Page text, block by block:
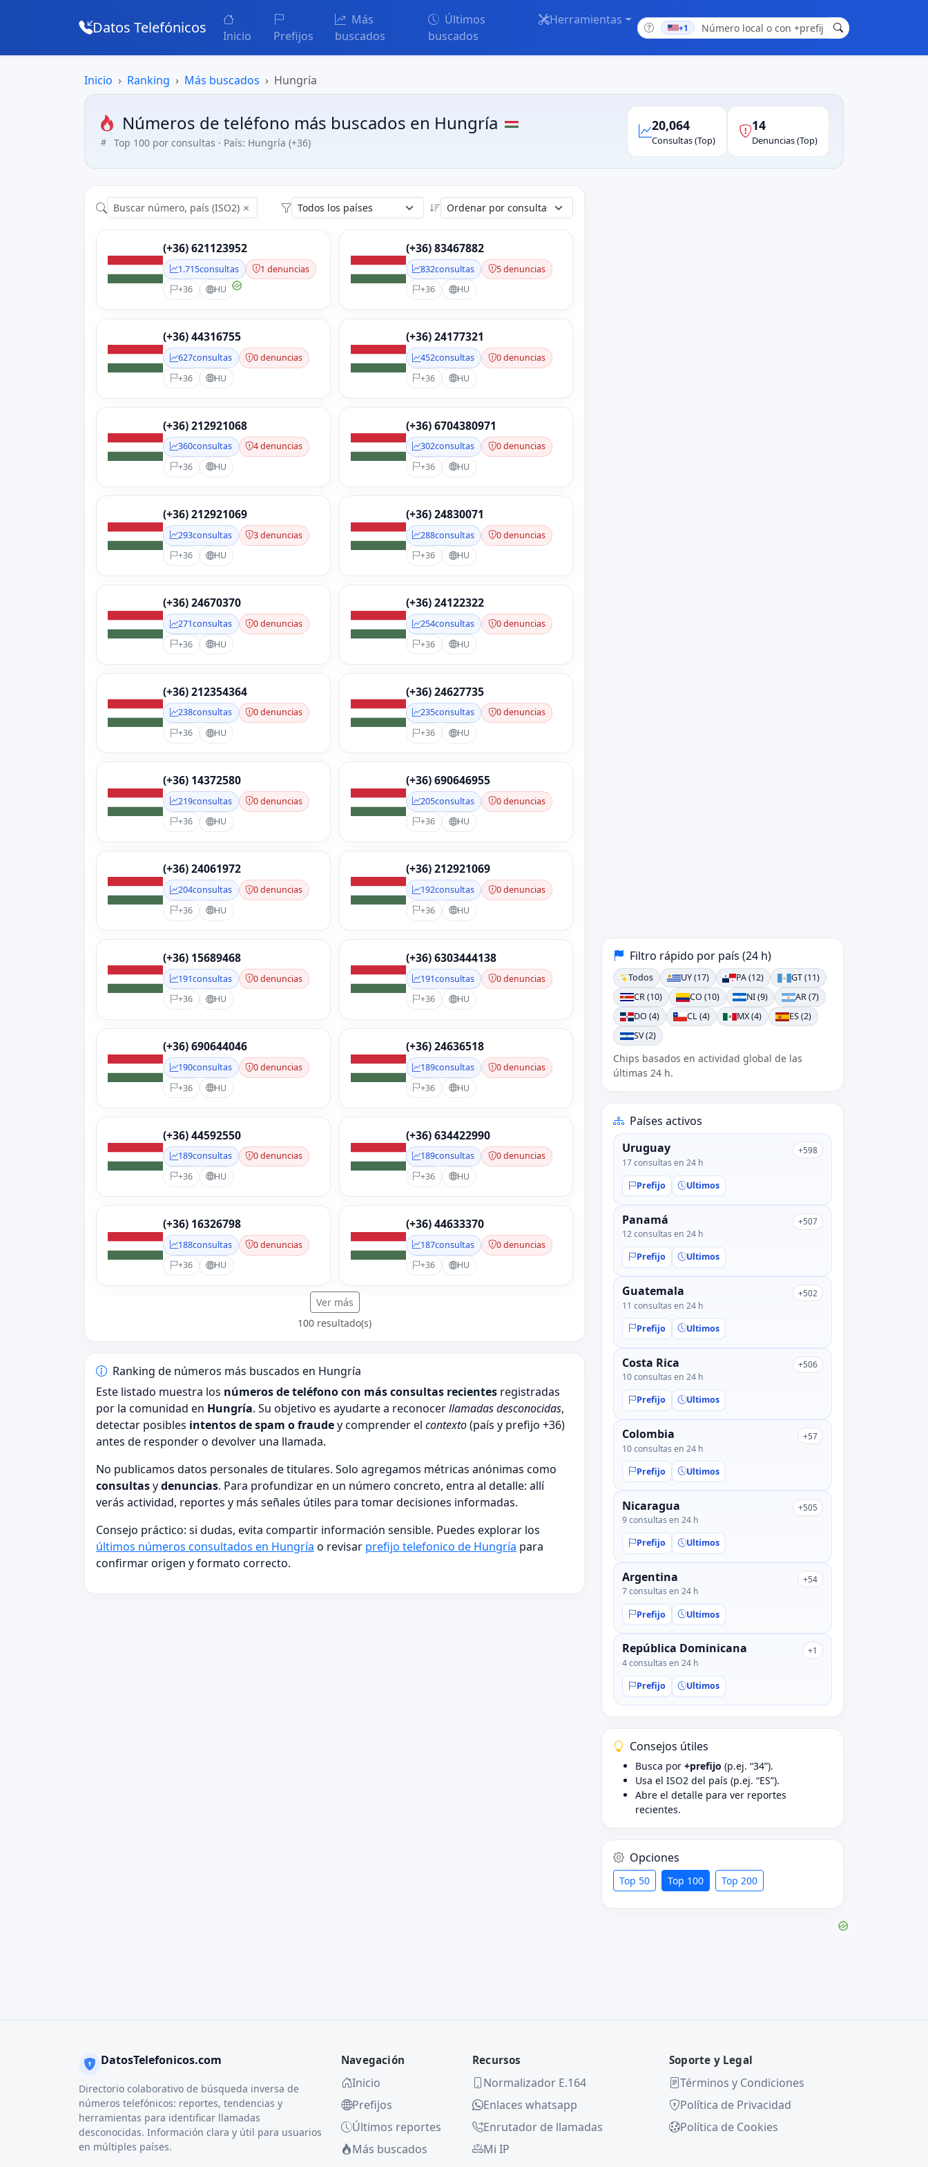
Datos Telefónicos Inicio Prefijos
Más
buscados
Últimos
buscados
Herramientas
+1
Inicio Ranking Más buscados Hungría
Números de teléfono más buscados en Hungría
Top 100 por consultas · País: Hungría (+36)
20,064
Consultas (Top)
14
Denuncias (Top)
×
(+36) 621123952
1.715consultas
1 denuncias
+36
HU
(+36) 83467882
832consultas
5 denuncias
+36
HU
(+36) 44316755
627consultas
0 denuncias
+36
HU
(+36) 24177321
452consultas
0 denuncias
+36
HU
(+36) 212921068
360consultas
4 denuncias
+36
HU
(+36) 6704380971
302consultas
0 denuncias
+36
HU
(+36) 212921069
293consultas
3 denuncias
+36
HU
(+36) 24830071
288consultas
0 denuncias
+36
HU
(+36) 24670370
271consultas
0 denuncias
+36
HU
(+36) 24122322
254consultas
0 denuncias
+36
HU
(+36) 212354364
238consultas
0 denuncias
+36
HU
(+36) 24627735
235consultas
0 denuncias
+36
HU
(+36) 14372580
219consultas
0 denuncias
+36
HU
(+36) 690646955
205consultas
0 denuncias
+36
HU
(+36) 24061972
204consultas
0 denuncias
+36
HU
(+36) 212921069
192consultas
0 denuncias
+36
HU
(+36) 15689468
191consultas
0 denuncias
+36
HU
(+36) 6303444138
191consultas
0 denuncias
+36
HU
(+36) 690644046
190consultas
0 denuncias
+36
HU
(+36) 24636518
189consultas
0 denuncias
+36
HU
(+36) 44592550
189consultas
0 denuncias
+36
HU
(+36) 634422990
189consultas
0 denuncias
+36
HU
(+36) 16326798
188consultas
0 denuncias
+36
HU
(+36) 44633370
187consultas
0 denuncias
+36
HU
Ver más
100 resultado(s)
Ranking de números más buscados en Hungría
Este listado muestra los números de teléfono con más consultas recientes registradas
por la comunidad en Hungría. Su objetivo es ayudarte a reconocerllamadas desconocidas,
detectar posibles intentos de spam o fraudey comprender el contexto(país y prefijo +36)
antes de responder o devolver una llamada.
No publicamos datos personales de titulares. Solo agregamos métricas anónimas como
consultasydenuncias. Para profundizar en un número concreto, entra al detalle: allí
verás actividad, reportes y más señales útiles para tomar decisiones informadas.
Consejo práctico: si dudas, evita compartir información sensible. Puedes explorar los
últimos números consultados en Hungría o revisar prefijo telefonico de Hungría para
confirmar origen y formato correcto.
Filtro rápido por país (24 h)
Todos UY (17) PA (12)
GT (11)
CR (10)
CO (10) NI (9)
AR (7)
DO (4)
CL (4) MX (4)
ES (2)
SV (2)
Chips basados en actividad global de las
últimas 24 h.
Países activos
Uruguay
17 consultas en 24 h
+598
Prefijo Ultimos
Panamá
12 consultas en 24 h
+507
Prefijo Ultimos
Guatemala
11 consultas en 24 h
+502
Prefijo Ultimos
Costa Rica
10 consultas en 24 h
+506
Prefijo Ultimos
Colombia
10 consultas en 24 h
+57
Prefijo Ultimos
Nicaragua
9 consultas en 24 h
+505
Prefijo Ultimos
Argentina
7 consultas en 24 h
+54
Prefijo Ultimos
República Dominicana
4 consultas en 24 h
+1
Prefijo Ultimos
Consejos útiles
Busca por+prefijo (p.ej. “34”).
Usa el ISO2 del país (p.ej. “ES”).
Abre el detalle para ver reportes
recientes.
Opciones
Top 50 Top 100 Top 200
DatosTelefonicos.com
Directorio colaborativo de búsqueda inversa de
números telefónicos: reportes, tendencias y
herramientas para identificar llamadas
desconocidas. Información clara y útil para usuarios
en múltiples países.
Navegación
Inicio
Prefijos
Últimos reportes
Más buscados
Recursos
Normalizador E.164
Enlaces whatsapp
Enrutador de llamadas
Mi IP
Soporte y Legal
Términos y Condiciones
Política de Privacidad
Política de Cookies